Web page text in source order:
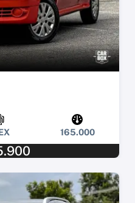
165.000